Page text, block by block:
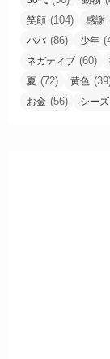
笑顔 (104) 感謝
パパ (86) 少年
ネガティブ (60)
夏 (72) 黄色
お金 (56) シー